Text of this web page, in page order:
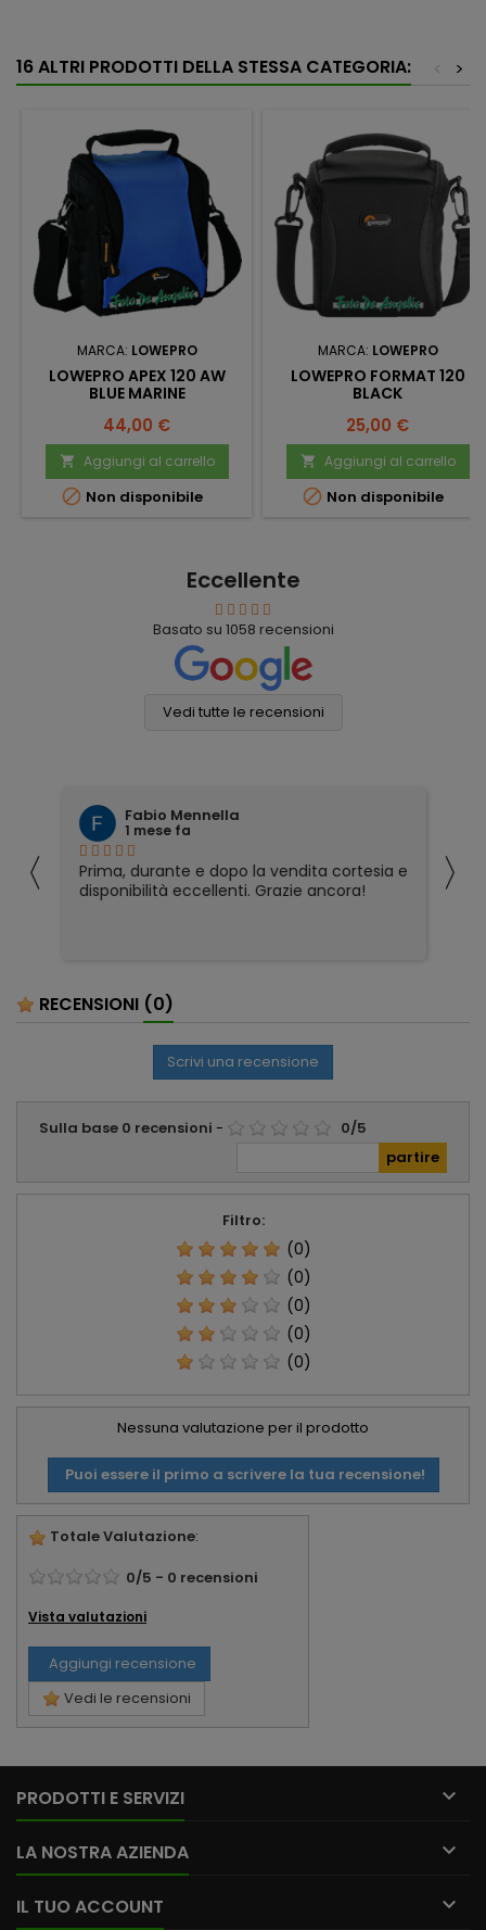
16 ALTRI PRODOTTI DELLA STESSA CATEGORIA: >
<
MARCA: LOWEPRO
LOWEPRO APEX 120 AW
BLUE MARINE
Prezzo
44,00 €
 Aggiungi al carrello
 Non disponibile
MARCA: LOWEPRO
LOWEPRO FORMAT 120
BLACK
Prezzo
25,00 €
 Aggiungi al carrello
 Non disponibile
Eccellente
Basato su 1058 recensioni
Vedi tutte le recensioni
〈
Fabio Mennella
1 mese fa
Prima, durante e dopo la vendita cortesia e
disponibilità eccellenti. Grazie ancora!
〉
RECENSIONI (0)
Scrivi una recensione
Sulla base 0 recensioni - 0/5
Filtro:
(0)
(0)
(0)
(0)
(0)
Nessuna valutazione per il prodotto
Puoi essere il primo a scrivere la tua recensione!
Totale Valutazione:
0/5 - 0 recensioni
Vista valutazioni
Aggiungi recensione
Vedi le recensioni
PRODOTTI E SERVIZI 
LA NOSTRA AZIENDA 
IL TUO ACCOUNT 